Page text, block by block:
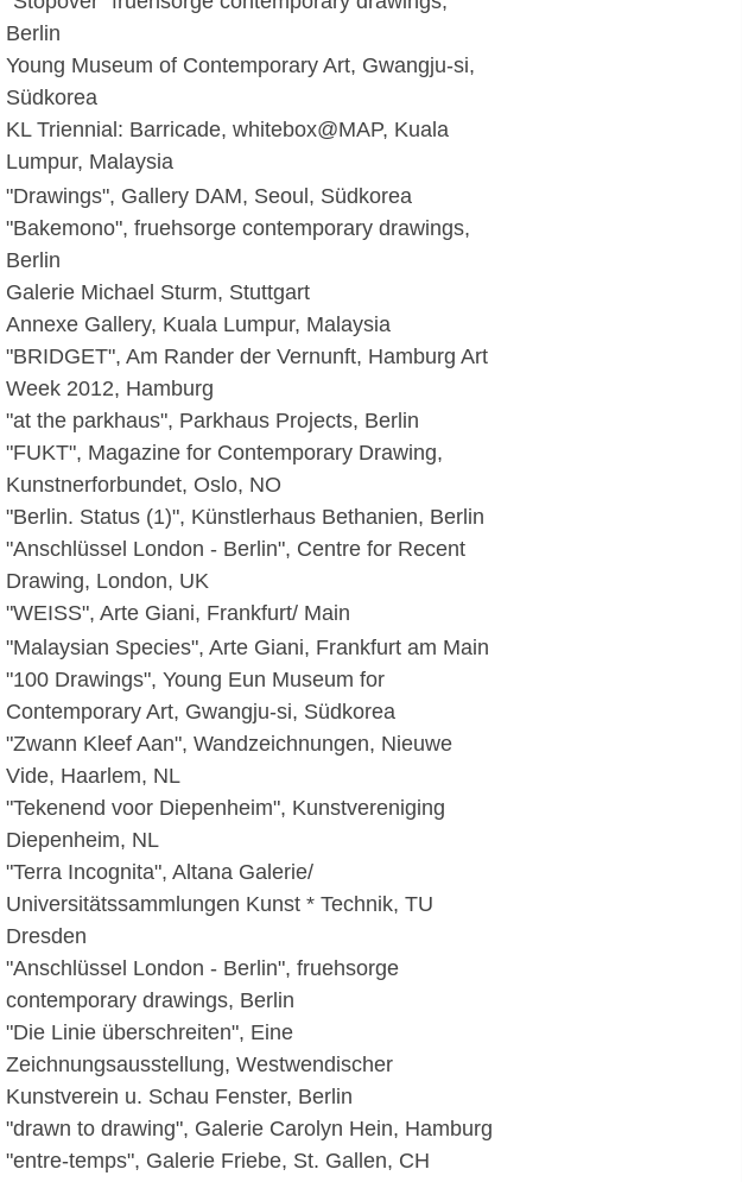
Berlin
Young Museum of Contemporary Art, Gwangju-si,
Südkorea
KL Triennial: Barricade, whitebox@MAP, Kuala
Lumpur, Malaysia
"Drawings", Gallery DAM, Seoul, Südkorea
"Bakemono", fruehsorge contemporary drawings,
Berlin
Galerie Michael Sturm, Stuttgart
Annexe Gallery, Kuala Lumpur, Malaysia
"BRIDGET", Am Rander der Vernunft, Hamburg Art
Week 2012, Hamburg
"at the parkhaus", Parkhaus Projects, Berlin
"FUKT", Magazine for Contemporary Drawing,
Kunstnerforbundet, Oslo, NO
"Berlin. Status (1)", Künstlerhaus Bethanien, Berlin
"Anschlüssel London - Berlin", Centre for Recent
Drawing, London, UK
"WEISS", Arte Giani, Frankfurt/ Main
"Malaysian Species", Arte Giani, Frankfurt am Main
"100 Drawings", Young Eun Museum for
Contemporary Art, Gwangju-si, Südkorea
"Zwann Kleef Aan", Wandzeichnungen, Nieuwe
Vide, Haarlem, NL
"Tekenend voor Diepenheim", Kunstvereniging
Diepenheim, NL
"Terra Incognita", Altana Galerie/
Universitätssammlungen Kunst * Technik, TU
Dresden
"Anschlüssel London - Berlin", fruehsorge
contemporary drawings, Berlin
"Die Linie überschreiten", Eine
Zeichnungsausstellung, Westwendischer
Kunstverein u. Schau Fenster, Berlin
"drawn to drawing", Galerie Carolyn Hein, Hamburg
"entre-temps", Galerie Friebe, St. Gallen, CH